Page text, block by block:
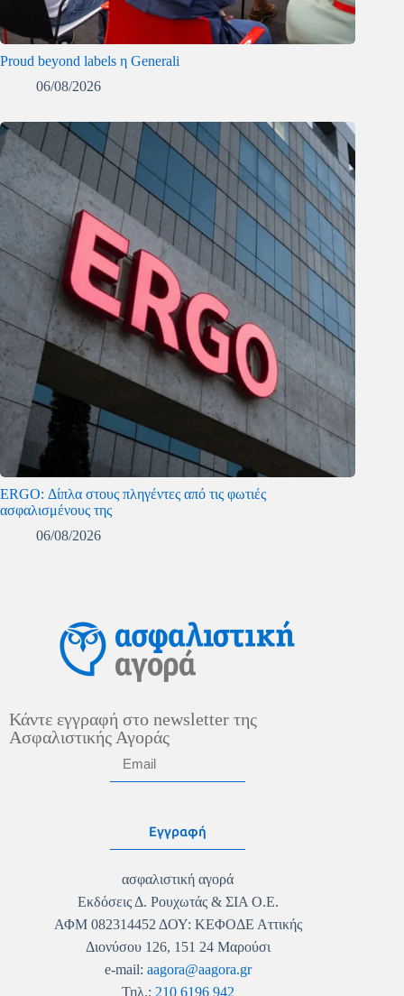
Proud beyond labels η Generali
06/08/2026
ERGO: Δίπλα στους πληγέντες από τις φωτιές
ασφαλισμένους της
06/08/2026
Κάντε εγγραφή στο newsletter της
Ασφαλιστικής Αγοράς
Εγγραφή
ασφαλιστική αγορά
Εκδόσεις Δ. Ρουχωτάς & ΣΙΑ Ο.Ε.
ΑΦΜ 082314452 ΔΟΥ: ΚΕΦΟΔΕ Αττικής
Διονύσου 126, 151 24 Μαρούσι
e-mail: aagora@aagora.gr
Τηλ.: 210 6196 942